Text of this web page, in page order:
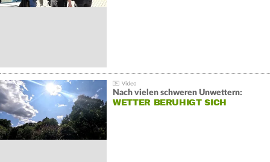
Nach vielen schweren Unwettern:
WETTER BERUHIGT SICH